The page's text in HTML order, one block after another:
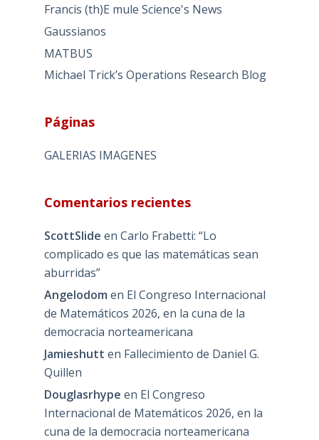
Francis (th)E mule Science's News
Gaussianos
MATBUS
Michael Trick’s Operations Research Blog
Páginas
GALERIAS IMAGENES
Comentarios recientes
ScottSlide en Carlo Frabetti: “Lo
complicado es que las matemáticas sean
aburridas”
Angelodom en El Congreso Internacional
de Matemáticos 2026, en la cuna de la
democracia norteamericana
Jamieshutt en Fallecimiento de Daniel G.
Quillen
Douglasrhype en El Congreso
Internacional de Matemáticos 2026, en la
cuna de la democracia norteamericana